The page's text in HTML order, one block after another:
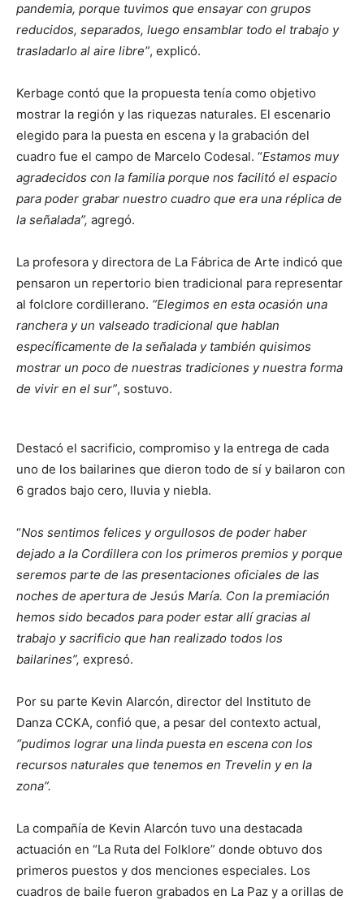
pandemia, porque tuvimos que ensayar con grupos
reducidos, separados, luego ensamblar todo el trabajo y
trasladarlo al aire libre”, explicó.
Kerbage contó que la propuesta tenía como objetivo
mostrar la región y las riquezas naturales. El escenario
elegido para la puesta en escena y la grabación del
cuadro fue el campo de Marcelo Codesal. “Estamos muy
agradecidos con la familia porque nos facilitó el espacio
para poder grabar nuestro cuadro que era una réplica de
la señalada”, agregó.
La profesora y directora de La Fábrica de Arte indicó que
pensaron un repertorio bien tradicional para representar
al folclore cordillerano. “Elegimos en esta ocasión una
ranchera y un valseado tradicional que hablan
específicamente de la señalada y también quisimos
mostrar un poco de nuestras tradiciones y nuestra forma
de vivir en el sur”, sostuvo.
Destacó el sacrificio, compromiso y la entrega de cada
uno de los bailarines que dieron todo de sí y bailaron con
6 grados bajo cero, lluvia y niebla.
“Nos sentimos felices y orgullosos de poder haber
dejado a la Cordillera con los primeros premios y porque
seremos parte de las presentaciones oficiales de las
noches de apertura de Jesús María. Con la premiación
hemos sido becados para poder estar allí gracias al
trabajo y sacrificio que han realizado todos los
bailarines”, expresó.
Por su parte Kevin Alarcón, director del Instituto de
Danza CCKA, confió que, a pesar del contexto actual,
“pudimos lograr una linda puesta en escena con los
recursos naturales que tenemos en Trevelin y en la
zona”.
La compañía de Kevin Alarcón tuvo una destacada
actuación en “La Ruta del Folklore” donde obtuvo dos
primeros puestos y dos menciones especiales. Los
cuadros de baile fueron grabados en La Paz y a orillas de